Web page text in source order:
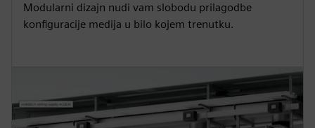
Modularni dizajn nudi vam slobodu prilagodbe
konfiguracije medija u bilo kojem trenutku.